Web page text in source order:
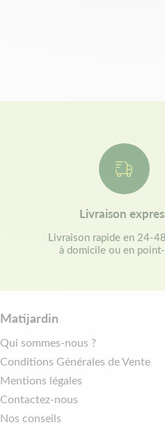
Livraison
Livraison rapide en 24-
à domicile ou en
Matijardin
Qui sommes-nous ?
Conditions Générales de Vente
Mentions légales
Contactez-nous
Nos conseils